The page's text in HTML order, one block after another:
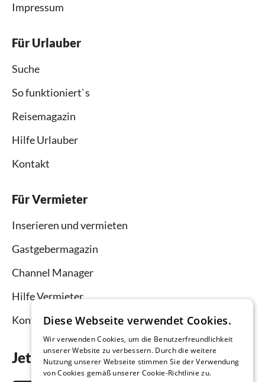
Impressum
Für Urlauber
Suche
So funktioniert`s
Reisemagazin
Hilfe Urlauber
Kontakt
Für Vermieter
Inserieren und vermieten
Gastgebermagazin
Channel Manager
Hilfe Vermieter
Kontakt
Jetzt die App downloaden
Diese Webseite verwendet Cookies.
Wir verwenden Cookies, um die Benutzerfreundlichkeit
unserer Website zu verbessern. Durch die weitere
Nutzung unserer Webseite stimmen Sie der Verwendung
von Cookies gemäß unserer Cookie-Richtlinie zu.